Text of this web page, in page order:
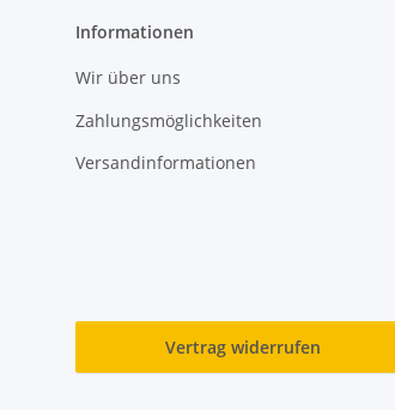
Informationen
Wir über uns
Zahlungsmöglichkeiten
Versandinformationen
Vertrag widerrufen